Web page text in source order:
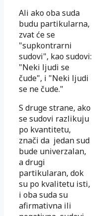
Ali ako oba suda
budu partikularna,
zvat će se
"supkontrarni
sudovi", kao sudovi:
"Neki ljudi se
čude", i "Neki ljudi
se ne čude."
S druge strane, ako
se sudovi razlikuju
po kvantitetu,
znači da jedan sud
bude univerzalan,
a drugi
partikularan, dok
su po kvalitetu isti,
i oba suda su
afirmativna ili